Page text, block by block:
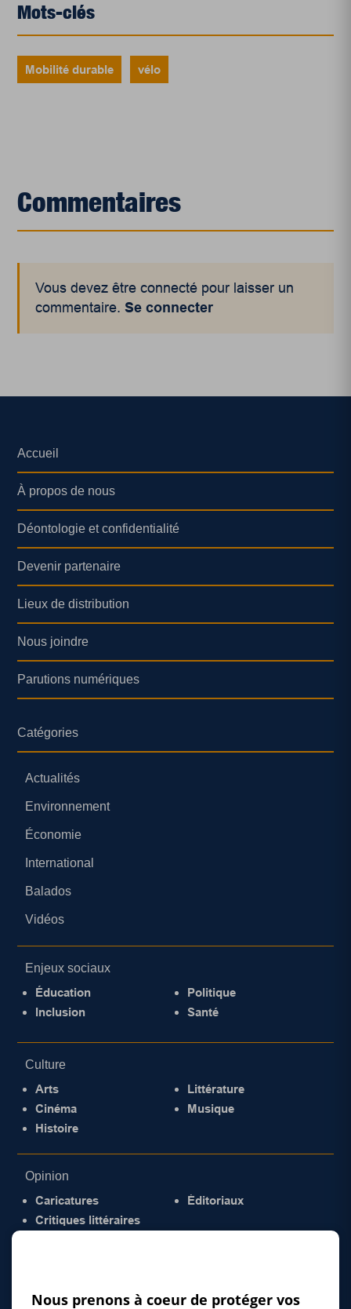
Mots-clés
Mobilité durable vélo
Commentaires
Vous devez être connecté pour laisser un
commentaire.Se connecter
Accueil
À propos de nous
Déontologie et confidentialité
Devenir partenaire
Lieux de distribution
Nous joindre
Parutions numériques
Catégories
Actualités
Environnement
Économie
International
Balados
Vidéos
Enjeux sociaux
Éducation
Inclusion
Politique
Santé
Culture
Arts
Cinéma
Histoire
Littérature
Musique
Opinion
Caricatures
Critiques littéraires
Éditoriaux
Nous prenons à coeur de protéger vos